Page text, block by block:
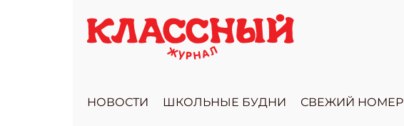
НОВОСТИ ШКОЛЬНЫЕ БУДНИ СВЕЖИЙ НОМЕР